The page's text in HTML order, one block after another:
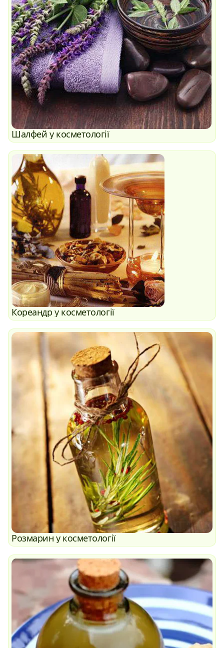
Шалфей у косметології
Кореандр у косметології
Розмарин у косметології